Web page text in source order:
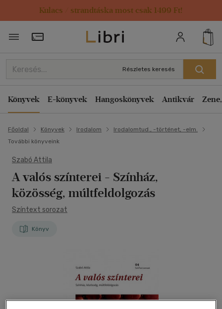
Kulacs / strandtáska most csak 1499 Ft!
Törzsvásárlói Kártya adatai
Részletes keresés
Könyvek E-könyvek Hangoskönyvek Antikvár
Főoldal Könyvek Irodalom
Irodalomtud., -történet, -elm.
További könyveink
Szabó Attila
A valós színterei - Színház,
közösség, múltfeldolgozás
Színtext sorozat
Könyv